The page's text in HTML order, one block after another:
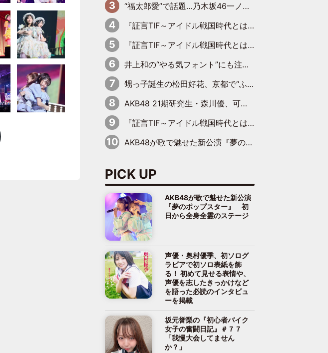
“福太郎愛”で話題…乃木坂46一ノ瀬美空、地元福岡『めんべい25周年トップサポーター』に就任
『証言TIF～アイドル戦国時代とはなんだったのか～』第6回：でんぱ組.inc・古川未鈴×相沢梨紗「『ハロプロやりたかったな』って言ったら、夢眠ねむさんに『てめえはでんぱ組．incなんだよ！』って肩パンされて(笑)」
『証言TIF～アイドル戦国時代とはなんだったのか～』第11回：私立恵比寿中学・真山りか×安本彩花「TIFで10年ぶりのキョンシーメイクをしたら、場を完全に引かせてしまって。時代が変わったんだなって」
井上和の“やる気フォント”にも注目 乃木坂46が挑んだ書道パフォーマンスの舞台裏
甥っ子誕生の松田好花、京都で“ふたつの家族”をはしご！ “母”黒谷友香に見送られ、“父”松岡昌宏とはハシゴ酒
AKB48 21期研究生・森川優、可愛さもある大人の女性に
『証言TIF～アイドル戦国時代とはなんだったのか～』第10回：さくら学院・武藤彩未×飯田らうら「正直、中3で辞めるというのを信じてなくて。そう言われてはいたけど、嘘でしょって」
AKB48が歌で魅せた新公演『夢のポップスター』 初日から全身全霊のステージ
PICK UP
AKB48が歌で魅せた新公演
『夢のポップスター』 初
日から全身全霊のステージ
声優・奥村優季、初ソログ
ラビアで初ソロ表紙を飾
る！ 初めて見せる表情や、
声優を志したきっかけなど
を語った必読のインタビュ
ーを掲載
坂元誉梨の『初心者バイク
女子の奮闘日記』＃７７
「我慢大会してません
か？」